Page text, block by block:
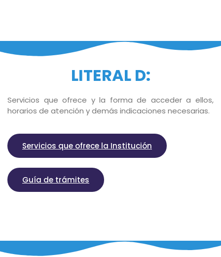
LITERAL D:
Servicios que ofrece y la forma de acceder a ellos,
horarios de atención y demás indicaciones necesarias.
Servicios que ofrece la Institución
Guía de trámites